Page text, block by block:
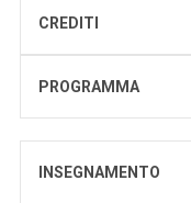
CREDITI
PROGRAMMA
INSEGNAMENTO